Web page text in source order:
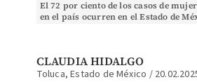
El 72 por ciento de los casos de
en el país ocurren en el Estado de
CLAUDIA HIDALGO
Toluca, Estado de México /